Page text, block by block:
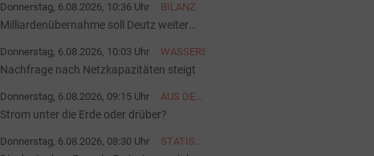
Donnerstag, 6.08.2026, 10:36 Uhr BILANZ
Milliardenübernahme soll Deutz weiter
Donnerstag, 6.08.2026, 10:03 Uhr WASSERSTOFF
Nachfrage nach Netzkapazitäten steigt
Donnerstag, 6.08.2026, 09:15 Uhr
AUS DER
AKTUELLEN
AUSGABE
Strom unter die Erde oder drüber?
Donnerstag, 6.08.2026, 08:30 Uhr
STATISTIK
DES